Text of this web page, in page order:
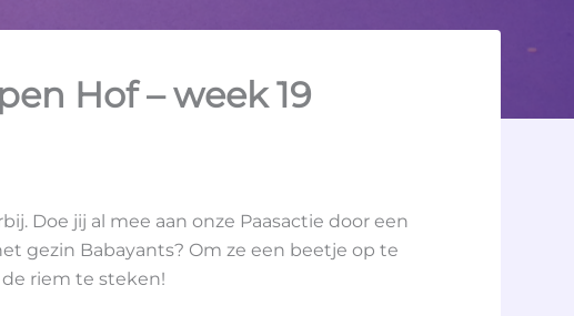
Hof – week 19
Doe jij al mee aan onze Paasactie door een
gezin Babayants? Om ze een beetje op te
riem te steken!